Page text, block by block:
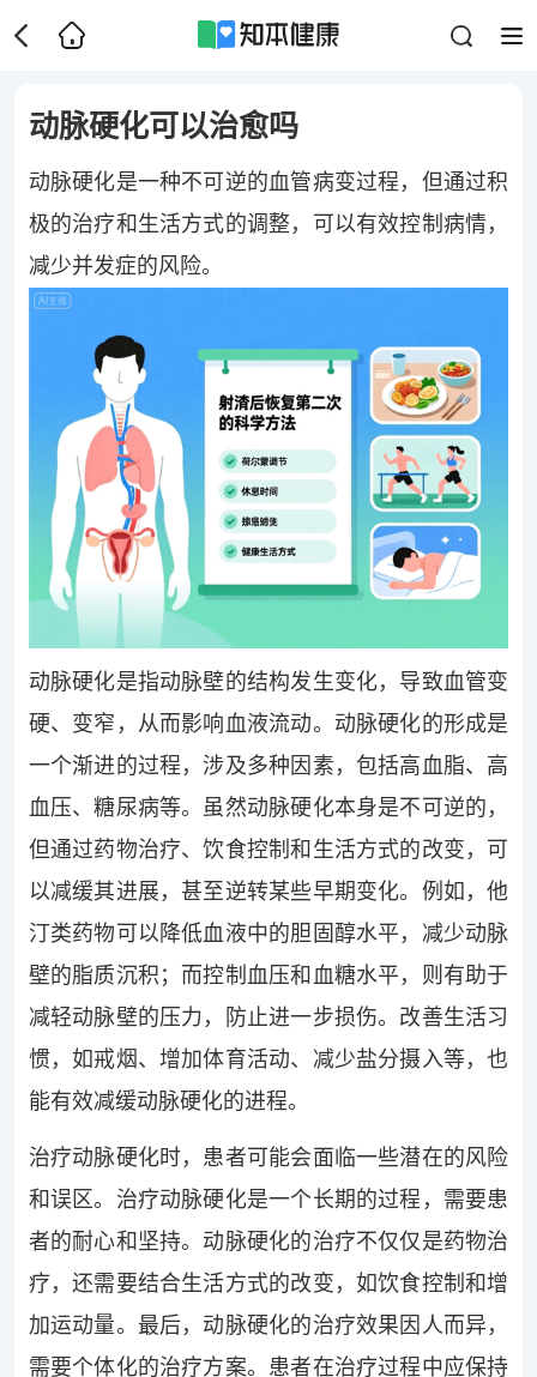
动脉硬化可以治愈吗
动脉硬化是一种不可逆的血管病变过程，但通过积
极的治疗和生活方式的调整，可以有效控制病情，
减少并发症的风险。
动脉硬化是指动脉壁的结构发生变化，导致血管变
硬、变窄，从而影响血液流动。动脉硬化的形成是
一个渐进的过程，涉及多种因素，包括高血脂、高
血压、糖尿病等。虽然动脉硬化本身是不可逆的，
但通过药物治疗、饮食控制和生活方式的改变，可
以减缓其进展，甚至逆转某些早期变化。例如，他
汀类药物可以降低血液中的胆固醇水平，减少动脉
壁的脂质沉积；而控制血压和血糖水平，则有助于
减轻动脉壁的压力，防止进一步损伤。改善生活习
惯，如戒烟、增加体育活动、减少盐分摄入等，也
能有效减缓动脉硬化的进程。
治疗动脉硬化时，患者可能会面临一些潜在的风险
和误区。治疗动脉硬化是一个长期的过程，需要患
者的耐心和坚持。动脉硬化的治疗不仅仅是药物治
疗，还需要结合生活方式的改变，如饮食控制和增
加运动量。最后，动脉硬化的治疗效果因人而异，
需要个体化的治疗方案。患者在治疗过程中应保持